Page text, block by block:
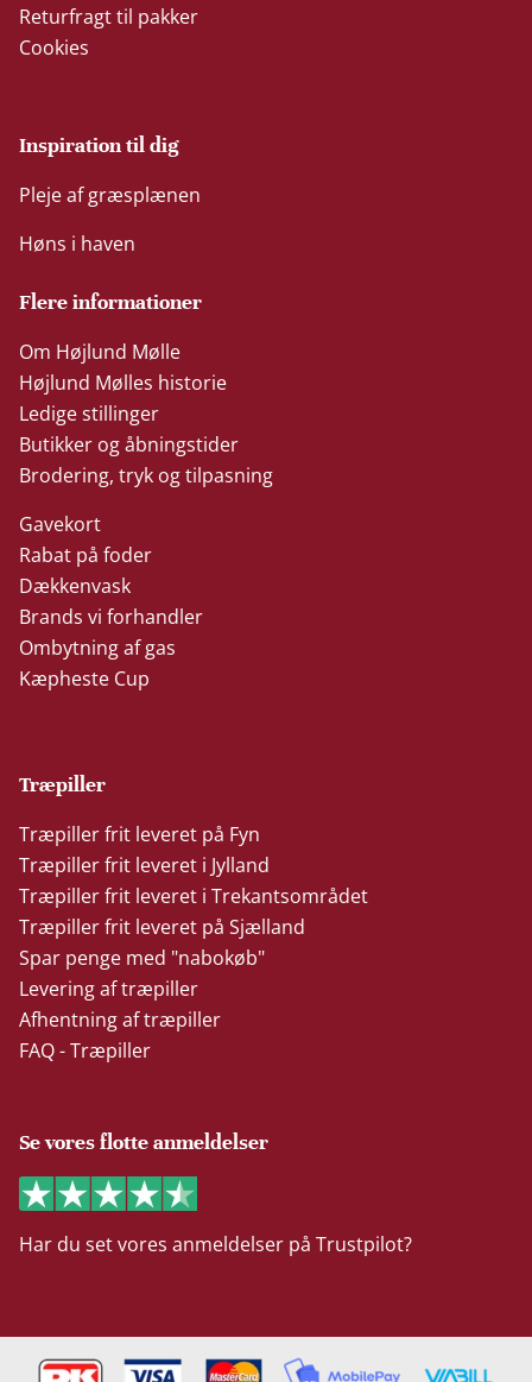
Returfragt til pakker
Cookies
Inspiration til dig
Pleje af græsplænen
Høns i haven
Flere informationer
Om Højlund Mølle
Højlund Mølles historie
Ledige stillinger
Butikker og åbningstider
Brodering, tryk og tilpasning
Gavekort
Rabat på foder
Dækkenvask
Brands vi forhandler
Ombytning af gas
Kæpheste Cup
Træpiller
Træpiller frit leveret på Fyn
Træpiller frit leveret i Jylland
Træpiller frit leveret i Trekantsområdet
Træpiller frit leveret på Sjælland
Spar penge med "nabokøb"
Levering af træpiller
Afhentning af træpiller
FAQ - Træpiller
Se vores flotte anmeldelser
Har du set vores anmeldelser på Trustpilot?